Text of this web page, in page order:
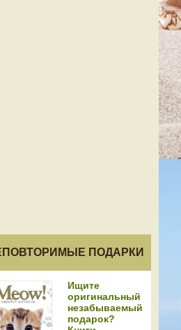
ПОДАРКИ
Ищите
оригинальный
незабываемый
подарок?